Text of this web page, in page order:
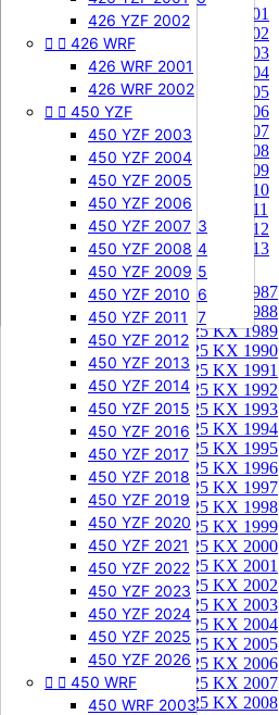
505 SXF
505 SXF 2007
505 SXF 2008
525 SXF
525 SXF 2003
525 SXF 2004
525 SXF 2005
525 SXF 2006
525 EXC-F
525 EXC-F 2003
525 EXC-F 2004
525 EXC-F 2005
525 EXC-F 2006
525 EXC-F 2007
426 YZF 2002
  426 WRF
426 WRF 2001
426 WRF 2002
  450 YZF
450 YZF 2003
450 YZF 2004
450 YZF 2005
450 YZF 2006
450 YZF 2007
450 YZF 2008
450 YZF 2009
450 YZF 2010
450 YZF 2011
450 YZF 2012
450 YZF 2013
450 YZF 2014
450 YZF 2015
450 YZF 2016
450 YZF 2017
450 YZF 2018
450 YZF 2019
450 YZF 2020
450 YZF 2021
450 YZF 2022
450 YZF 2023
450 YZF 2024
450 YZF 2025
450 YZF 2026
  450 WRF
450 WRF 2003
85 KX 2001
85 KX 2002
85 KX 2003
85 KX 2004
85 KX 2005
85 KX 2006
85 KX 2007
85 KX 2008
85 KX 2009
85 KX 2010
85 KX 2011
85 KX 2012
85 KX 2013
125 KX 
125 KX 1987
125 KX 1988
125 KX 1989
125 KX 1990
125 KX 1991
125 KX 1992
125 KX 1993
125 KX 1994
125 KX 1995
125 KX 1996
125 KX 1997
125 KX 1998
125 KX 1999
125 KX 2000
125 KX 2001
125 KX 2002
125 KX 2003
125 KX 2004
125 KX 2005
125 KX 2006
125 KX 2007
125 KX 2008